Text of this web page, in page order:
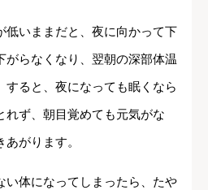
低いままだと、夜に向かって下
がらなくなり、翌朝の深部体温
すると、夜になっても眠くなら
れず、朝目覚めても元気がな
がります。
い体になってしまったら、たや